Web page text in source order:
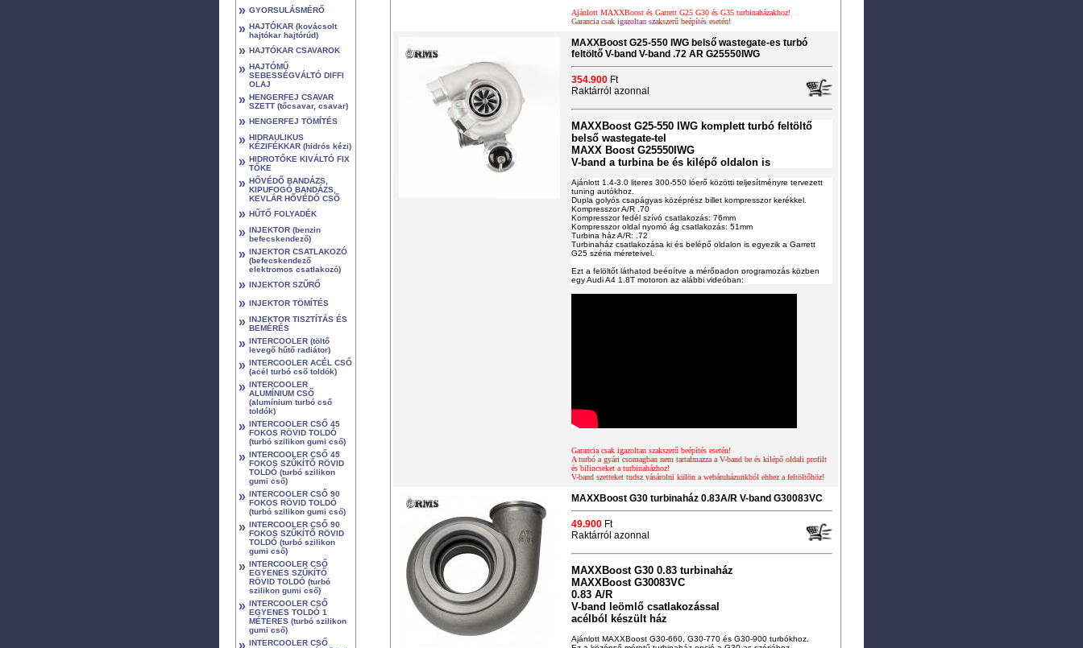
» GYORSULÁSMÉRŐ
» HAJTÓKAR (kovácsolt
hajtókar hajtórúd)
» HAJTÓKAR CSAVAROK
» HAJTÓMŰ
SEBESSÉGVÁLTÓ DIFFI
OLAJ
» HENGERFEJ CSAVAR
SZETT (tőcsavar, csavar)
» HENGERFEJ TÖMÍTÉS
» HIDRAULIKUS
KÉZIFÉKKAR (hidrós kézi)
» HIDROTŐKE KIVÁLTÓ FIX
TŐKE
» HŐVÉDŐ BANDÁZS,
KIPUFOGÓ BANDÁZS,
KEVLÁR HŐVÉDŐ CSŐ
» HŰTŐ FOLYADÉK
» INJEKTOR (benzin
befecskendező)
» INJEKTOR CSATLAKOZÓ
(befecskendező
elektromos csatlakozó)
» INJEKTOR SZŰRŐ
» INJEKTOR TÖMÍTÉS
» INJEKTOR TISZTÍTÁS ÉS
BEMÉRÉS
» INTERCOOLER (töltő
levegő hűtő radiátor)
» INTERCOOLER ACÉL CSŐ
(acél turbó cső toldók)
» INTERCOOLER
ALUMÍNIUM CSŐ
(alumínium turbó cső
toldók)
» INTERCOOLER CSŐ 45
FOKOS RÖVID TOLDÓ
(turbó szilikon gumi cső)
» INTERCOOLER CSŐ 45
FOKOS SZŰKÍTŐ RÖVID
TOLDÓ (turbó szilikon
gumi cső)
» INTERCOOLER CSŐ 90
FOKOS RÖVID TOLDÓ
(turbó szilikon gumi cső)
» INTERCOOLER CSŐ 90
FOKOS SZŰKÍTŐ RÖVID
TOLDÓ (turbó szilikon
gumi cső)
» INTERCOOLER CSŐ
EGYENES SZŰKÍTŐ
RÖVID TOLDÓ (turbó
szilikon gumi cső)
» INTERCOOLER CSŐ
EGYENES TOLDÓ 1
MÉTERES (turbó szilikon
gumi cső)
» INTERCOOLER CSŐ
Ajánlott MAXXBoost és Garrett G25 G30 és G35 turbinaházakhoz!
Garancia csak igazoltan szakszerű beépítés esetén!
MAXXBoost G25-550 IWG belső wastegate-es turbó
feltöltő V-band V-band .72 AR G25550IWG
354.900 Ft
Raktárról azonnal
MAXXBoost G25-550 IWG komplett turbó feltöltő
belső wastegate-tel
MAXX Boost G25550IWG
V-band a turbina be és kilépő oldalon is
Ajánlott 1.4-3.0 literes 300-550 lóerő közötti teljesítményre tervezett
tuning autókhoz.
Dupla golyós csapágyas középrész billet kompresszor kerékkel.
Kompresszor A/R .70
Kompresszor fedél szívó csatlakozás: 76mm
Kompresszor oldal nyomó ág csatlakozás: 51mm
Turbina ház A/R: .72
Turbinaház csatlakozása ki és belépő oldalon is egyezik a Garrett
G25 széria méreteivel.
Ezt a felöltőt láthatod beépítve a mérőpadon programozás közben
egy Audi A4 1.8T motoron az alábbi videóban:
Garancia csak igazoltan szakszerű beépítés esetén!
A turbó a gyári csomagban nem tartalmazza a V-band be és kilépő oldali profilt
és bilincseket a turbinaházhoz!
V-band szetteket tudsz vásárolni külön a webáruházunkból ehhez a feltöltőhöz!
MAXXBoost G30 turbinaház 0.83A/R V-band G30083VC
49.900 Ft
Raktárról azonnal
MAXXBoost G30 0.83 turbinaház
MAXXBoost G30083VC
0.83 A/R
V-band leömlő csatlakozással
acélból készült ház
Ajánlott MAXXBoost G30-660, G30-770 és G30-900 turbókhoz.